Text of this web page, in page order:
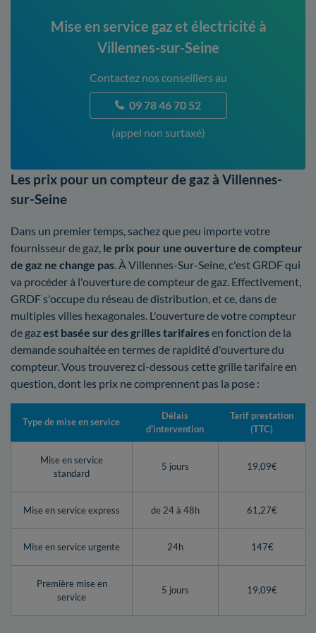
Mise en service gaz et électricité à
Villennes-sur-Seine
Contactez nos conseillers au
09 78 46 70 52
(appel non surtaxé)
Les prix pour un compteur de gaz à Villennes-
sur-Seine
Dans un premier temps, sachez que peu importe votre
fournisseur de gaz, le prix pour une ouverture de compteur
de gaz ne change pas. À Villennes-Sur-Seine, c'est GRDF qui
va procéder à l'ouverture de compteur de gaz. Effectivement,
GRDF s'occupe du réseau de distribution, et ce, dans de
multiples villes hexagonales. L'ouverture de votre compteur
de gazest basée sur des grilles tarifairesen fonction de la
demande souhaitée en termes de rapidité d'ouverture du
compteur. Vous trouverez ci-dessous cette grille tarifaire en
question, dont les prix ne comprennent pas la pose :
Type de mise en service
Délais
d'intervention
Tarif prestation
(TTC)
Mise en service
standard
5 jours 19,09€
Mise en service express de 24 à 48h 61,27€
Mise en service urgente 24h 147€
Première mise en
service
5 jours 19,09€